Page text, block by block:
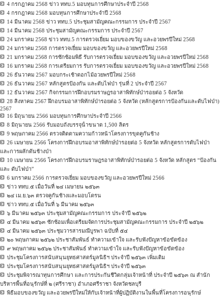
4 กรกฎาคม 2568 ข่าว ททบ.5 มอบทุนการศึกษาประจำปี 2568
4 กรกฎาคม 2568 มอบทุนการศึกษาประจำปี 2568
14 มีนาคม 2568 ข่าว ททบ.5 ประชุมสามัญคณะกรรมการ ประจำปี 2567
14 มีนาคม 2568 ประชุมสามัญคณะกรรมการ ประจำปี 2567
24 มกราคม 2568 ข่าว ททบ.5 การตรวจเยี่ยม มอบของขวัญ และอวยพรปีใหม่ 2568
24 มกราคม 2568 การตรวจเยี่ยม มอบของขวัญ และอวยพรปีใหม่ 2568
21 มกราคม 2568 การซักซ้อมพิธี รับการตรวจเยี่ยม มอบของขวัญ และอวยพรปีใหม่ 2568
16 มกราคม 2568 การเตรียมการ รับการตรวจเยี่ยม มอบของขวัญ และอวยพรปีใหม่ 2568
26 ธันวาคม 2567 มอบกระเช้าดอกไม้อวยพรปีใหม่ 2568
26 ธันวาคม 2567 หลักสูตรป้องกัน และดับไฟป่า รุ่นที่ 2 ประจำปี 2567
12 ธันวาคม 2567 กิจกรรมการฝึกอบรมราษฎรอาสาพิทักษ์ป่ารอยต่อ 5 จังหวัด
28 สิงหาคม 2567 ฝึกอบรมอาสาพิทักษ์ป่ารอยต่อ 5 จังหวัด (หลักสูตรการป้องกันและดับไฟป่า)
2567
16 มิถุนายน 2566 มอบทุนการศึกษาประจําปี 2566
8 มิถุนายน 2566 รับมอบถังบรรจุน้ําขนาด 1,500 ลิตร
9 พฤษภาคม 2566 ตรวจติดตามความก้าวหน้าโครงการขุดคูกันช้าง
26 เมษายน 2566 โครงการฝึกอบรมอาสาพิทักษ์ป่ารอยต่อ 5 จังหวัด หลักสูตรการดับไฟป่า
และการผลักดันช้างป่า
10 เมษายน 2566 โครงการฝึกอบรมราษฎรอาสาพิทักษ์ป่ารอยต่อ 5 จังหวัด หลักสูตร “ป้องกัน
และ ดับไฟป่า”
6 มกราคม 2566 การตรวจเยี่ยม มอบของขวัญ และอวยพรปีใหม่ 2566
ข่าว ททบ.๕ เมื่อวันที่ ๒๔ เมษายน ๒๕๖๓
๒๔ เม.ย.๖๓ ตรวจคูกันช้างและมอบโดรน
ข่าว ททบ.๕ เมื่อวันที่ ๖ มีนาคม ๒๕๖๓
๖ มีนาคม ๒๕๖๓ ประชุมสามัญคณะกรรมการ ประจำปี ๒๕๖๒
๔ มีนาคม ๒๕๖๓ ซักซ้อมเพื่อเตรียมจัดการประชุมสามัญคณะกรรมการ ประจำปี ๒๕๖๒
๔ มีนาคม ๒๕๖๓ ประชุมวารสารมณีบูรพา ฉบับที่ ๕๔
๒๐ พฤษภาคม ๒๕๖๒ ประชาสัมพันธ์ ทำความเข้าใจ และรับฟังปัญหาข้อขัดข้อง
๙ พฤษภาคม ๒๕๖๒ ประชาสัมพันธ์ ทำความเข้าใจ และรับฟังปัญหาข้อขัดข้อง
ประชุมโครงการสนับสนุนยุทธศาสตร์มูลนิธิฯ ประจำปี ๒๕๖๓ เพิ่มเติม
ประชุมโครงการสนับสนุนยุทธศาสตร์มูลนิธิฯ ประจำปี ๒๕๖๓
ประชุมพิจารณาทุนการศึกษา และการประกันชีวิตกลุ่มเจ้าหน้าที่ ประจำปี ๒๕๖๓ ณ สำนัก
บริหารพื้นที่อนุรักษ์ที่ ๒ (ศรีราชา) อำเภอศรีราชา จังหวัดชลบุรี
พิธีมอบของขวัญ และอวยพรปีใหม่ให้กับเจ้าหน้าที่ผู้ปฏิบัติงานในพื้นที่โครงการอนุรักษ์